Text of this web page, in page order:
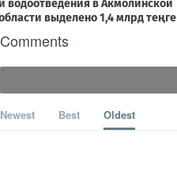
Comments
Newest Best Oldest